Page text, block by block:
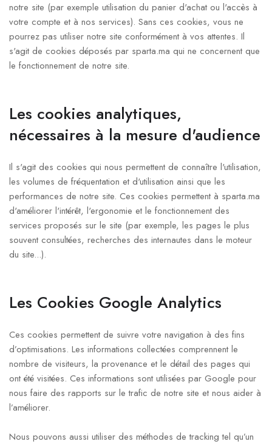
notre site (par exemple utilisation du panier d'achat ou l'accès à
votre compte et à nos services). Sans ces cookies, vous ne
pourrez pas utiliser notre site conformément à vos attentes. Il
s'agit de cookies déposés par sparta.ma qui ne concernent que
le fonctionnement de notre site.
Les cookies analytiques,
nécessaires à la mesure d'audience
Il s'agit des cookies qui nous permettent de connaître l'utilisation,
les volumes de fréquentation et d'utilisation ainsi que les
performances de notre site. Ces cookies permettent à sparta.ma
d'améliorer l'intérêt, l'ergonomie et le fonctionnement des
services proposés sur le site (par exemple, les pages le plus
souvent consultées, recherches des internautes dans le moteur
du site...).
Les Cookies Google Analytics
Ces cookies permettent de suivre votre navigation à des fins
d’optimisations. Les informations collectées comprennent le
nombre de visiteurs, la provenance et le détail des pages qui
ont été visitées. Ces informations sont utilisées par Google pour
nous faire des rapports sur le trafic de notre site et nous aider à
l’améliorer.
Nous pouvons aussi utiliser des méthodes de tracking tel qu’un